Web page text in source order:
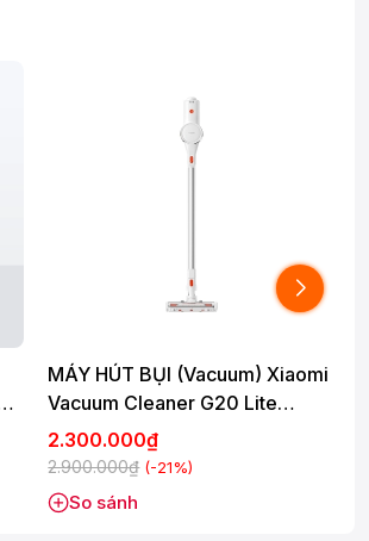
MÁY HÚT BỤI (Vacuum) Xiaomi
Vacuum Cleaner G20 Lite
(BHR8195EU)
2.300.000₫
2.900.000₫ (-21%)
So sánh